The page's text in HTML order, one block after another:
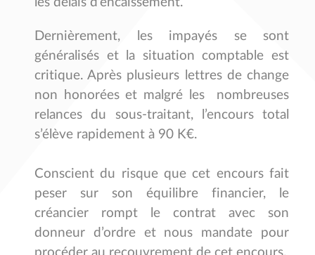
Dernièrement, les impayés se sont
généralisés et la situation comptable est
critique. Après plusieurs lettres de change
non honorées et malgré les nombreuses
relances du sous-traitant, l’encours total
s’élève rapidement à 90 K€.
Conscient du risque que cet encours fait
peser sur son équilibre financier, le
créancier rompt le contrat avec son
donneur d’ordre et nous mandate pour